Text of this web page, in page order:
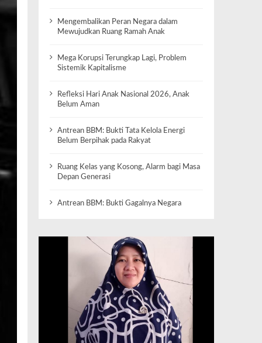
Mengembalikan Peran Negara dalam
Mewujudkan Ruang Ramah Anak
Mega Korupsi Terungkap Lagi, Problem
Sistemik Kapitalisme
Refleksi Hari Anak Nasional 2026, Anak
Belum Aman
Antrean BBM: Bukti Tata Kelola Energi
Belum Berpihak pada Rakyat
Ruang Kelas yang Kosong, Alarm bagi Masa
Depan Generasi
Antrean BBM: Bukti Gagalnya Negara